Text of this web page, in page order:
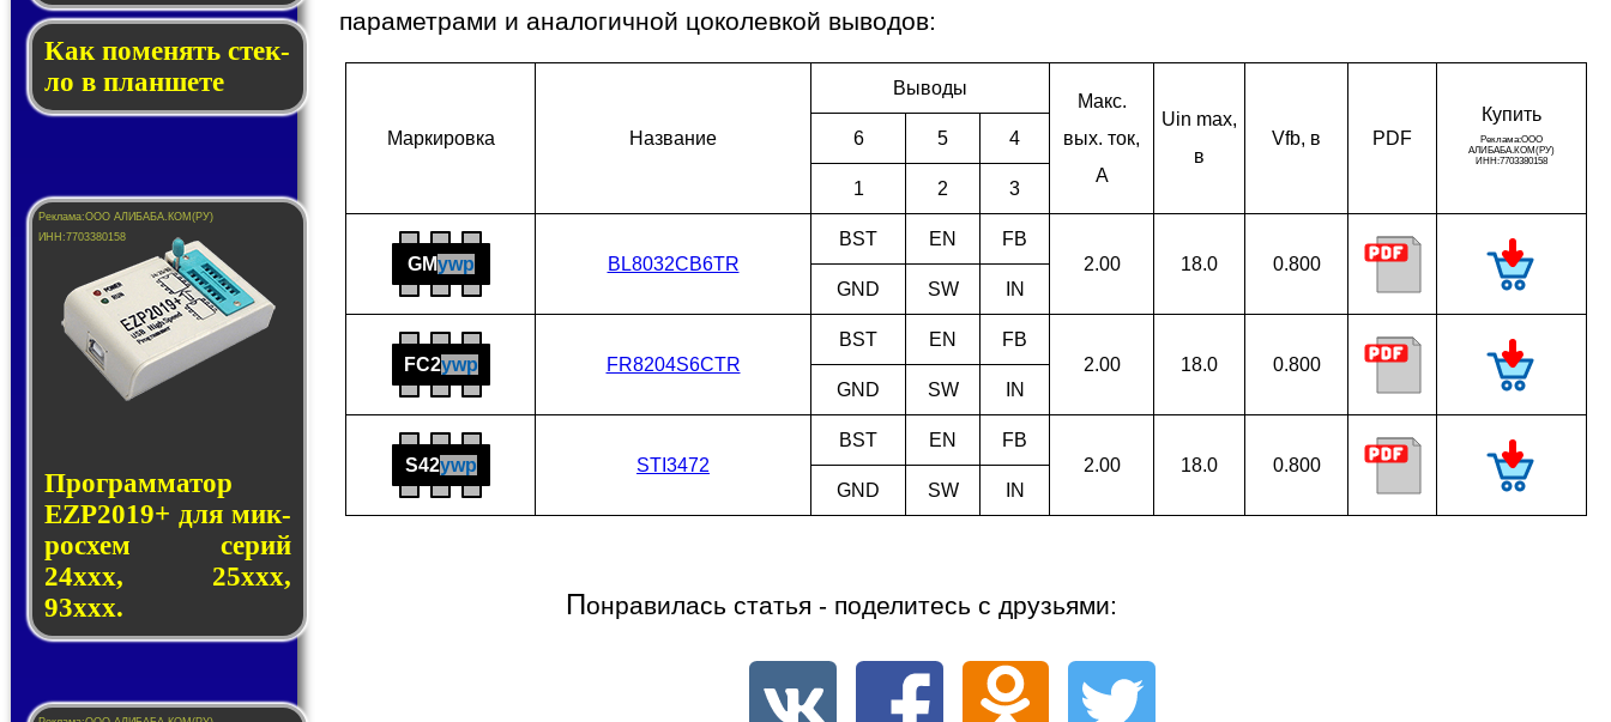
Как по­ме­нять стек­
ло в планшете
Программатор
EZP2019+ для мик­
ро­схем се­рий
24ххх, 25ххх,
93ххх.
параметрами и аналогичной цоколевкой выводов:
Мар­ки­ров­ка Наз­ва­ние
Выводы
Макс.
вых. ток,
A
Uin max,
в
Vfb, в PDF
Ку­пить
6
5 4
1 2 3
GMywp BL8032CB6TR
BST EN
FB
2.00
18.0
0.800
GND
SW IN
FC2ywp FR8204S6CTR
BST EN
FB
2.00
18.0
0.800
GND
SW IN
S42ywp STI3472
BST EN
FB
2.00
18.0
0.800
GND
SW IN
Понравилась статья - поделитесь с друзьями: